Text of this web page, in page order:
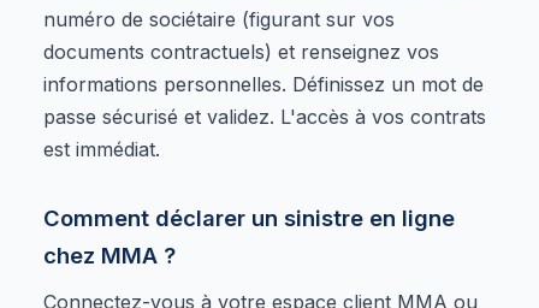
numéro de sociétaire (figurant sur vos
documents contractuels) et renseignez vos
informations personnelles. Définissez un mot de
passe sécurisé et validez. L'accès à vos contrats
est immédiat.
Comment déclarer un sinistre en ligne
chez MMA ?
Connectez-vous à votre espace client MMA ou